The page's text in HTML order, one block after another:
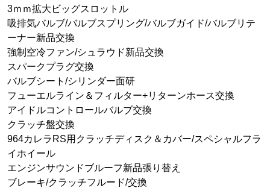
3ｍｍ拡大ビッグスロットル
吸排気バルブ/バルブスプリング/バルブガイド/バルブリテ
ーナー新品交換
強制空冷ファン/シュラウド新品交換
スパークプラグ交換
バルブシート/シリンダー面研
フューエルライン＆フィルター+リターンホース交換
アイドルコントロールバルブ交換
クラッチ盤交換
964カレラRS用クラッチディスク＆カバー/スペシャルフラ
イホイール
エンジンサウンドブルーフ新品張り替え
ブレーキ/クラッチフルード/交換